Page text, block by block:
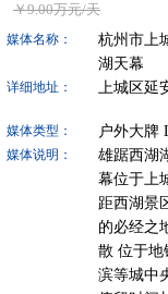
￥9.00万元/天
媒体名称：
杭州市上
湖天幕
详细地址： 上城区
媒体类型： 户外大牌
媒体说明：
雄踞西湖
幕位于上
距西湖景
的必经之
散 位于地
滨等城中